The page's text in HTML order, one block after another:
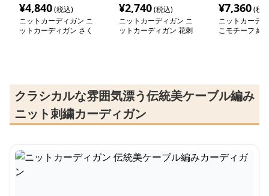
¥4,840(税込)
ニットカーディガン ニ
ットカーディガン さく
¥2,740(税込)
ニットカーディガン ニ
ットカーディガン 花刺
¥7,360(税
ニットカーデ
こモチーフ 縄
クラシカルな雰囲気漂う伝統美ケーブル編み
ニット刺繍カーディガン